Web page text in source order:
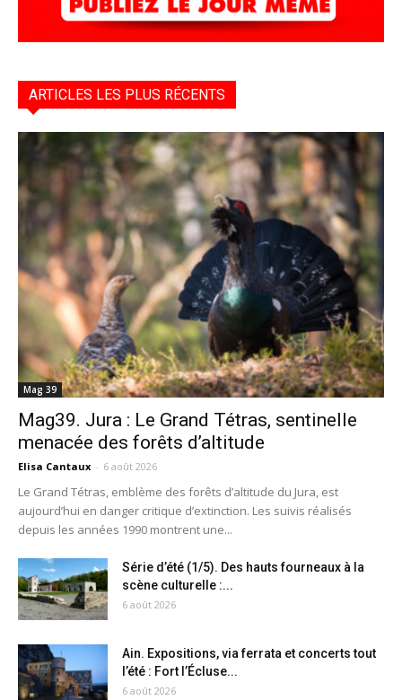
ARTICLES LES PLUS RÉCENTS
Mag 39
Mag39. Jura : Le Grand Tétras, sentinelle
menacée des forêts d’altitude
Elisa Cantaux - 6 août 2026
Le Grand Tétras, emblème des forêts d’altitude du Jura, est
aujourd’hui en danger critique d’extinction. Les suivis réalisés
depuis les années 1990 montrent une...
Série d’été (1/5). Des hauts fourneaux à la
scène culturelle :...
6 août 2026
Ain. Expositions, via ferrata et concerts tout
l’été : Fort l’Écluse...
6 août 2026